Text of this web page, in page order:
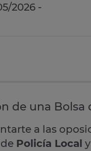
2026 -
de una Bolsa
a las
Policía Local